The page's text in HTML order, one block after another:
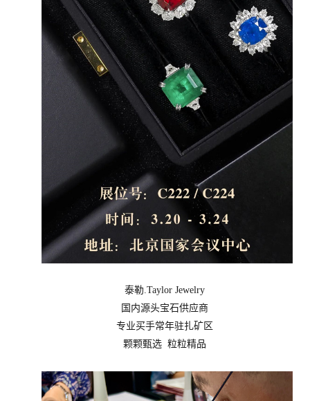
泰勒.Taylor Jewelry
国内源头宝石供应商
专业买手常年驻扎矿区
颗颗甄选 粒粒精品